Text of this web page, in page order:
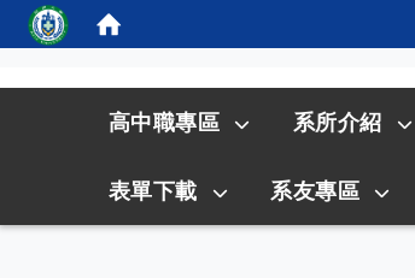
高中職專區 系所介紹
表單下載 系友專區